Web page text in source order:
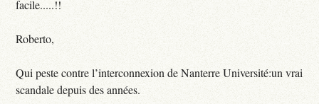
facile.....!!
Roberto,
Qui peste contre l’interconnexion de Nanterre Université:un vrai
scandale depuis des années.